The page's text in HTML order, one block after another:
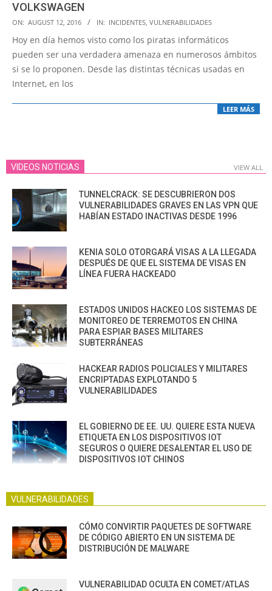
VOLKSWAGEN
2016-
08-
12
ON: AUGUST 12, 2016 IN: INCIDENTES, VULNERABILIDADES
Hoy en día hemos visto como los piratas informáticos
pueden ser una verdadera amenaza en numerosos ámbitos
si se lo proponen. Desde las distintas técnicas usadas en
Internet, en los
LEER MÁS
VIDEOS NOTICIAS VIEW ALL
TUNNELCRACK: SE DESCUBRIERON DOS
VULNERABILIDADES GRAVES EN LAS VPN QUE
HABÍAN ESTADO INACTIVAS DESDE 1996
KENIA SOLO OTORGARÁ VISAS A LA LLEGADA
DESPUÉS DE QUE EL SISTEMA DE VISAS EN
LÍNEA FUERA HACKEADO
ESTADOS UNIDOS HACKEO LOS SISTEMAS DE
MONITOREO DE TERREMOTOS EN CHINA
PARA ESPIAR BASES MILITARES
SUBTERRÁNEAS
HACKEAR RADIOS POLICIALES Y MILITARES
ENCRIPTADAS EXPLOTANDO 5
VULNERABILIDADES
EL GOBIERNO DE EE. UU. QUIERE ESTA NUEVA
ETIQUETA EN LOS DISPOSITIVOS IOT
SEGUROS O QUIERE DESALENTAR EL USO DE
DISPOSITIVOS IOT CHINOS
VULNERABILIDADES
CÓMO CONVIRTIR PAQUETES DE SOFTWARE
DE CÓDIGO ABIERTO EN UN SISTEMA DE
DISTRIBUCIÓN DE MALWARE
VULNERABILIDAD OCULTA EN COMET/ATLAS